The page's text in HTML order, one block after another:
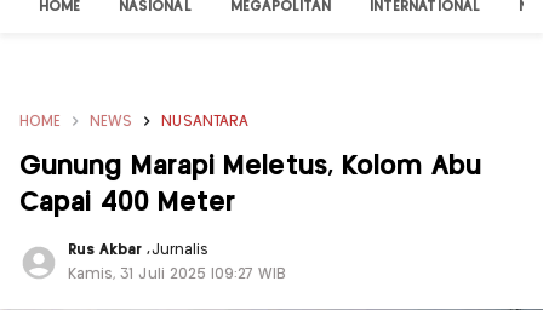
HOME NASIONAL MEGAPOLITAN INTERNATIONAL
HOME NEWS NUSANTARA
Gunung Marapi Meletus, Kolom Abu
Capai 400 Meter
Rus Akbar,Jurnalis
Kamis, 31 Juli 2025 |09:27 WIB